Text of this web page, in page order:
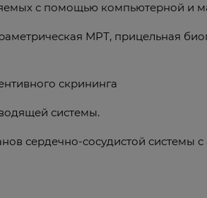
с помощью компьютерной и
МРТ, прицельная
скрининга
системы.
сердечно-сосудистой системы